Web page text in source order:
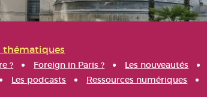
thématiques
? Foreign in Paris ? Les nouveautés
Les podcasts Ressources numériques